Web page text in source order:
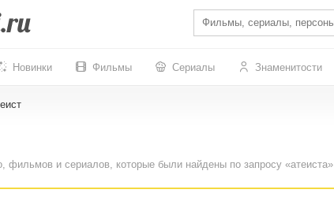
Новинки Фильмы Сериалы Знаменитости
фильмов и сериалов, которые были найдены по запросу «атеиста»